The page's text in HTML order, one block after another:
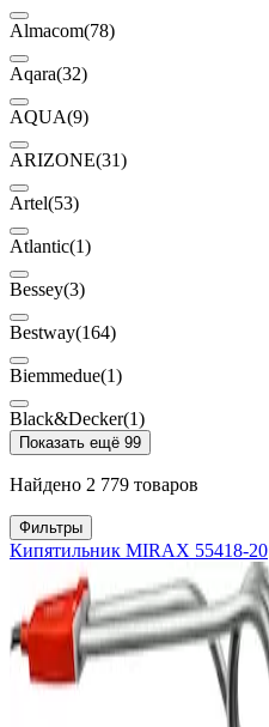
Almacom(78)
Aqara(32)
AQUA(9)
ARIZONE(31)
Artel(53)
Atlantic(1)
Bessey(3)
Bestway(164)
Biemmedue(1)
Black&Decker(1)
Показать ещё 99
Найдено 2 779 товаров
Фильтры
Кипятильник MIRAX 55418-20